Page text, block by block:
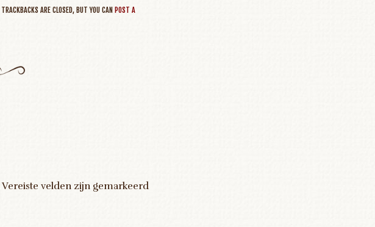
TRACKBACKS ARE CLOSED, BUT YOU CAN POST A
Vereiste velden zijn gemarkeerd